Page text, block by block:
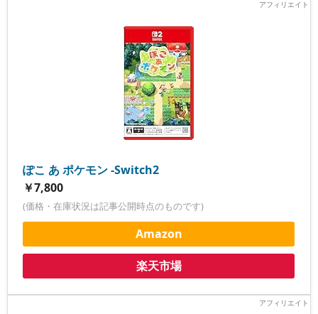
ぽこ あ ポケモン -Switch2
￥7,800
(価格・在庫状況は記事公開時点のものです)
Amazon
楽天市場